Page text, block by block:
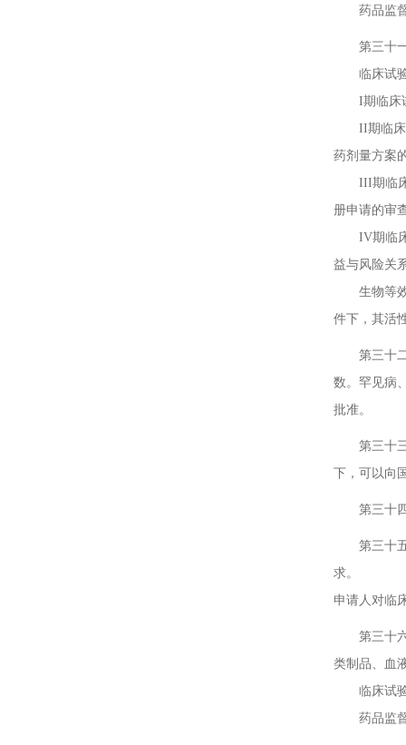
药品监督
第三十一
临床试验
I期临床试
II期临床试
药剂量方案
III期临床
册申请的审
IV期临床
益与风险关
生物等效
件下，其活
第三十二
数。罕见病
批准。
第三十三
下，可以向
第三十四
第三十五
求。
申请人对临
第三十六
类制品、血
临床试验
药品监督